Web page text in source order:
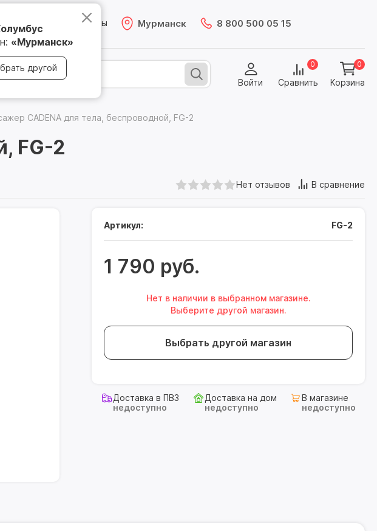
лицам Магазины Мурманск
«Мурманск»
другой
8 800 500 05 15
Войти Сравнить
0
Корзина
0
CADENA для тела, беспроводной, FG-2
FG-2
Нет отзывов В сравнение
Артикул: FG-2
1 790 руб.
Нет в наличии в выбранном магазине.
Выберите другой магазин.
Выбрать другой магазин
Доставка в ПВЗ
недоступно
Доставка на дом
недоступно
В магазине
недоступно